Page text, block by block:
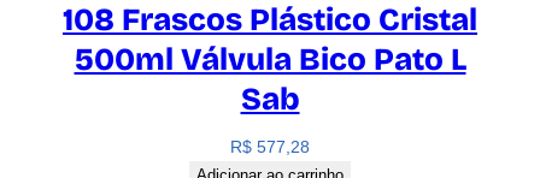
108 Frascos Plástico Cristal
500ml Válvula Bico Pato L
Sab
R$ 577,28